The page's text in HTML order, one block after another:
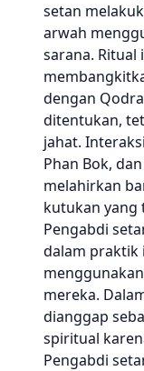
setan
arwah
sarana. Ritual
dengan
ditentukan,
jahat.
Phan Bok,
melahirkan
kutukan yang
Pengabdi
dalam praktik
mereka.
dianggap
spiritual
Pengabdi